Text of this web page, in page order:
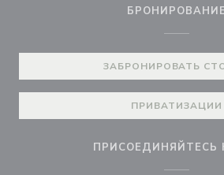
БРОНИРОВАНИЕ
ЗАБРОНИРОВАТЬ
ПРИВАТИЗАЦИИ
ПРИСОЕДИНЯЙТЕСЬ